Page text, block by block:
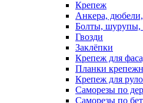
Крепеж
Анкера,
Болты, шурупы,
Гвозди
Заклёпки
Крепеж для
Планки
Крепеж для
Саморезы по
Саморезы по